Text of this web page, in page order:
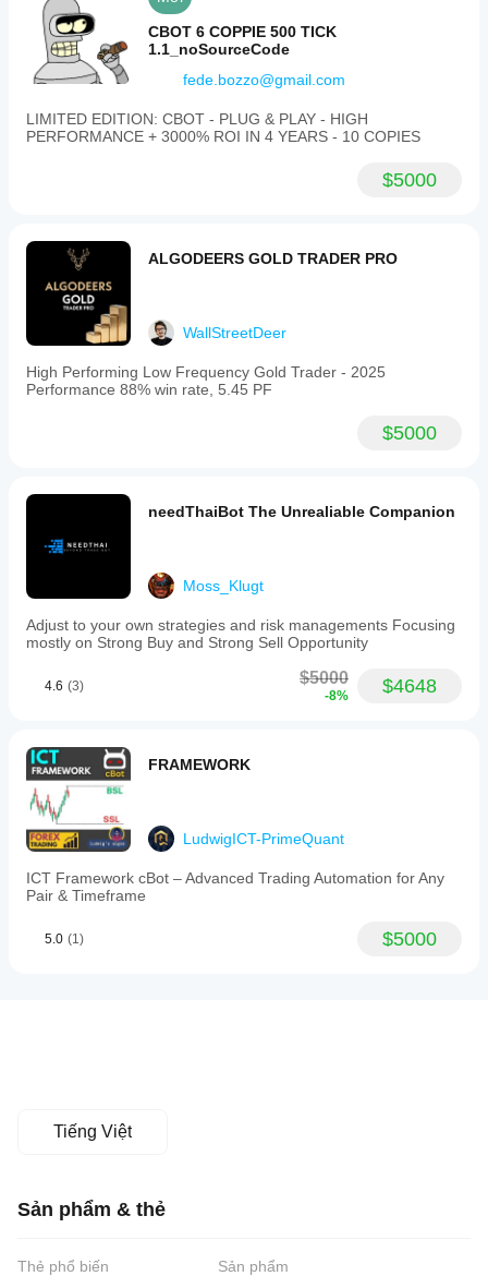
Backtest
cBot với
dữ liệu
lịch sử
trường
trên ứng
và Mac.
dịch.
số
mặc
định
hoặc
sử
tệp
tối
cấp.
mọi tài
khoản?
Hiệu
suất có
thay
đổi tùy
của
giới,
mức
chất
lượng
nghiệm
môi
bạn sẽ
giúp
hiểu rõ
hoạt
động
của nó
trong
thực tế.
CBOT 6 COPPIE 500 TICK
1.1_noSourceCode
fede.bozzo@gmail.com
LIMITED EDITION: CBOT - PLUG & PLAY - HIGH
PERFORMANCE + 3000% ROI IN 4 YEARS - 10 COPIES
$5000
ALGODEERS GOLD TRADER PRO
WallStreetDeer
High Performing Low Frequency Gold Trader - 2025
Performance 88% win rate, 5.45 PF
$5000
needThaiBot The Unrealiable Companion
Moss_Klugt
Adjust to your own strategies and risk managements Focusing
mostly on Strong Buy and Strong Sell Opportunity
4.6 (3) $5000
-8% $4648
FRAMEWORK
LudwigICT-PrimeQuant
ICT Framework cBot – Advanced Trading Automation for Any
Pair & Timeframe
5.0 (1) $5000
Tiếng Việt
Sản phẩm & thẻ
Thẻ phổ biến
Sản phẩm